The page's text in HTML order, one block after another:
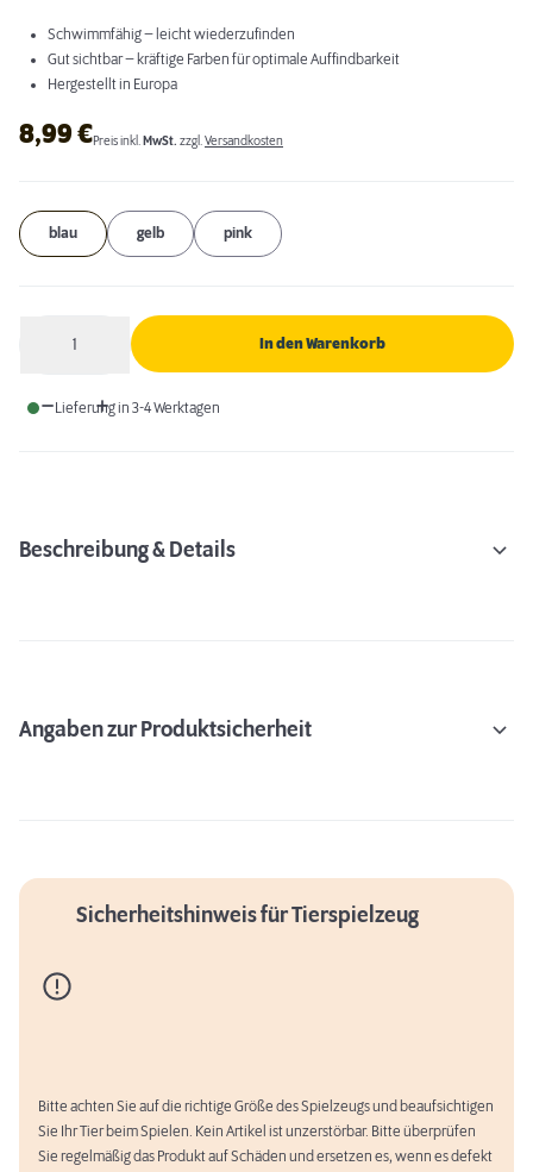
Schwimmfähig – leicht wiederzufinden
Gut sichtbar – kräftige Farben für optimale Auffindbarkeit
Hergestellt in Europa
8,99€Preis inkl. MwSt. zzgl.Versandkosten
blau gelb pink
1 In den Warenkorb
Lieferung in 3-4 Werktagen
Beschreibung & Details
Angaben zur Produktsicherheit
Sicherheitshinweis für Tierspielzeug
Bitte achten Sie auf die richtige Größe des Spielzeugs und beaufsichtigen
Sie Ihr Tier beim Spielen. Kein Artikel ist unzerstörbar. Bitte überprüfen
Sie regelmäßig das Produkt auf Schäden und ersetzen es, wenn es defekt